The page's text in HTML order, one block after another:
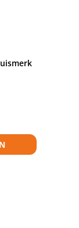
aantal